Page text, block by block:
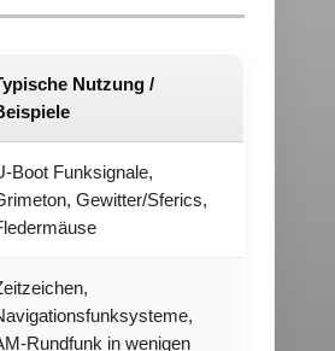
Nutzung /
Boot Funksignale,
Gewitter/Sferics,
Rundfunk in wenigen